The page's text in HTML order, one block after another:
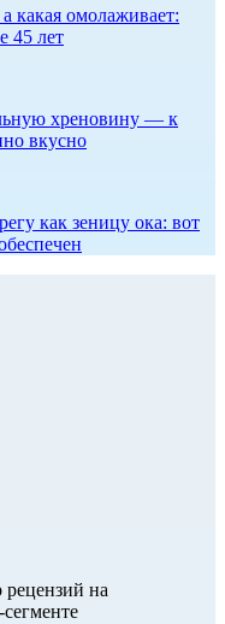
какая омолаживает:
45 лет
хреновину — к
вкусно
как зеницу ока: вот
на